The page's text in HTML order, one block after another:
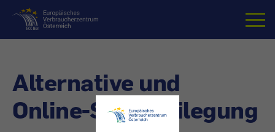
Startseite
Alternative und
Online-Streitbeilegung